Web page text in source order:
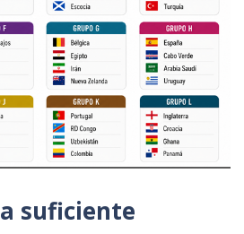
suficiente